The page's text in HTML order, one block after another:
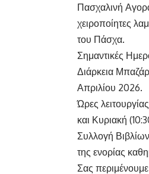
Πασχαλινή
χειροποίητες
του Πάσχα.
Σημαντικές
Διάρκεια
Απριλίου 2026.
Ώρες
και Κυριακή
Συλλογή
της ενορίας
Σας